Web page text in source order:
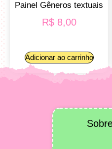
Painel Gêneros textuais
R$8,00
Adicionar ao carrinho